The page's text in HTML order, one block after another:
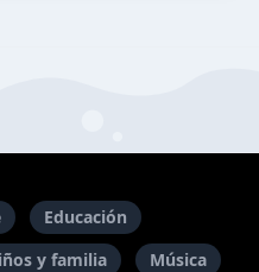
Educación
y familia
Música